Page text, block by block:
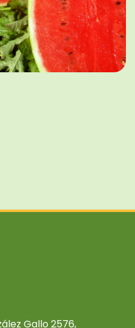
Gallo 2576,